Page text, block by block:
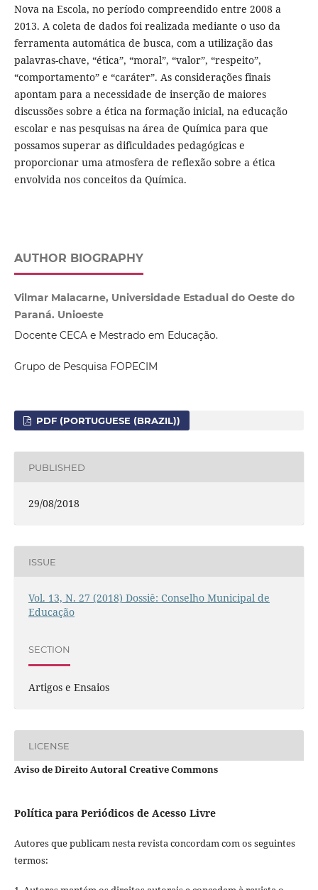
Nova na Escola, no período compreendido entre 2008 a
2013. A coleta de dados foi realizada mediante o uso da
ferramenta automática de busca, com a utilização das
palavras-chave, “ética”, “moral”, “valor”, “respeito”,
“comportamento” e “caráter”. As considerações finais
apontam para a necessidade de inserção de maiores
discussões sobre a ética na formação inicial, na educação
escolar e nas pesquisas na área de Química para que
possamos superar as dificuldades pedagógicas e
proporcionar uma atmosfera de reflexão sobre a ética
envolvida nos conceitos da Química.
AUTHOR BIOGRAPHY
Vilmar Malacarne, Universidade Estadual do Oeste do
Paraná. Unioeste
Docente CECA e Mestrado em Educação.
Grupo de Pesquisa FOPECIM
PDF (PORTUGUESE (BRAZIL))
PUBLISHED
29/08/2018
ISSUE
Vol. 13, N. 27 (2018) Dossiê: Conselho Municipal de
Educação
SECTION
Artigos e Ensaios
LICENSE
Aviso de Direito Autoral Creative Commons
Política para Periódicos de Acesso Livre
Autores que publicam nesta revista concordam com os seguintes
termos: